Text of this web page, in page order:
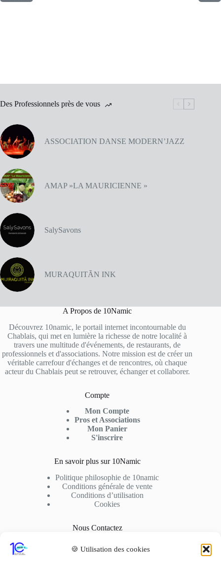
🍪 Utilisation des cookies
Des Professionnels près de vous
ASSOCIATION DANSE MODERN’JAZZ
AMAP »LA MAURICIENNE »
SalySavons
MURAQUITÃN INK
A Propos de 10Namic
Découvrez 10namic, le portail internet incontournable du
Chablais, qui met en lumière la richesse de notre localité à
travers une multitude d'événements, de restaurants, de
professionnels et d'associations. Notre mission est de créer un
véritable carrefour d'échanges et de rencontres, où chaque
acteur du Chablais peut se retrouver, échanger et collaborer.
Compte
Mon Compte
Pros et Associations
Mon Panier
S'inscrire
En savoir plus sur 10Namic
Politique philosophie de 10namic
Conditions générale de vente
Conditions d’utilisation
Cookies
Nous Contactez
Adresse: 10fusio – 74500 PUBLIER
Contact: +33 6 01 62 51 02